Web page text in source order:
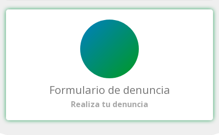
Formulario de denuncia
Realiza tu denuncia